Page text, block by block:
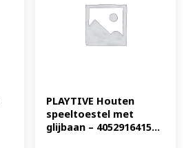
PLAYTIVE Houten
speeltoestel met
glijbaan – 4052916415...